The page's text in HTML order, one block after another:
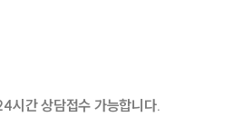
시간 상담접수 가능합니다.